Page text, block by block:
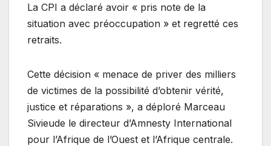
La CPI a déclaré avoir « pris note de la
situation avec préoccupation » et regretté ces
retraits.
Cette décision « menace de priver des milliers
de victimes de la possibilité d’obtenir vérité,
justice et réparations », a déploré Marceau
Sivieude le directeur d’Amnesty International
pour l’Afrique de l’Ouest et l’Afrique centrale.